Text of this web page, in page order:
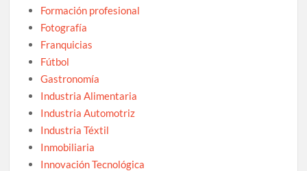
Formación profesional
Fotografía
Franquicias
Fútbol
Gastronomía
Industria Alimentaria
Industria Automotriz
Industria Téxtil
Inmobiliaria
Innovación Tecnológica